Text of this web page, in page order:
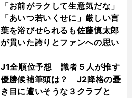
「お前がラクして生意気だな」
「あいつ若いくせに」厳しい言
葉を浴びせられるも佐藤慎太郎
が貫いた誇りとファンへの思い
J1全順位予想 識者５人が推す
優勝候補筆頭は？ J2降格の憂
き目に遭いそうな３クラブと